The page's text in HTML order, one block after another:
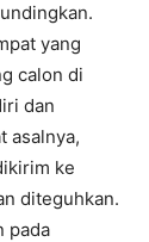
yang
calon di
dan
asalnya,
ke
diteguhkan.
pada